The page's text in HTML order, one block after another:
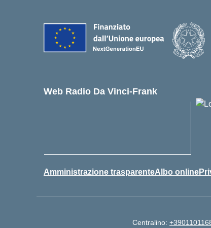
Web Radio Da Vinci-Frank
Amministrazione trasparenteAlbo online
Centralino: